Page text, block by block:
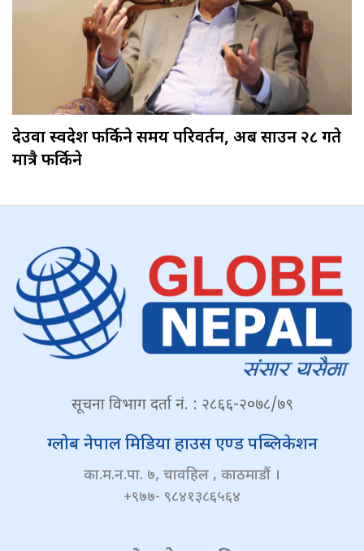
देउवा स्वदेश फर्किने समय परिवर्तन, अब साउन २८ गते
मात्रै फर्किने
सूचना विभाग दर्ता नं. : २८६६-२०७८/७९
ग्लोब नेपाल मिडिया हाउस एण्ड पब्लिकेशन
का.म.न.पा. ७, चावहिल , काठमाडौं ।
+९७७- ९८४१३८६५६४